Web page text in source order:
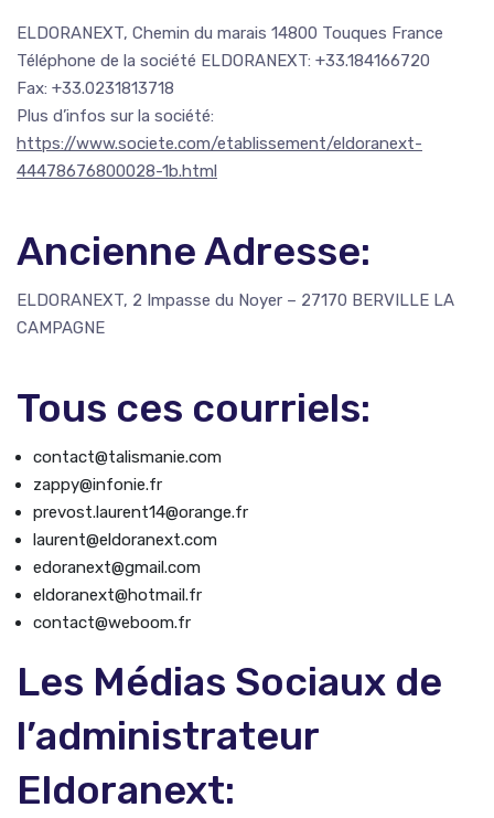
ELDORANEXT, Chemin du marais 14800 Touques France
Téléphone de la société ELDORANEXT: +33.184166720
Fax: +33.0231813718
Plus d’infos sur la société:
https://www.societe.com/etablissement/eldoranext-
44478676800028-1b.html
Ancienne Adresse:
ELDORANEXT, 2 Impasse du Noyer – 27170 BERVILLE LA
CAMPAGNE
Tous ces courriels:
contact@talismanie.com
zappy@infonie.fr
prevost.laurent14@orange.fr
laurent@eldoranext.com
edoranext@gmail.com
eldoranext@hotmail.fr
contact@weboom.fr
Les Médias Sociaux de
l’administrateur
Eldoranext: